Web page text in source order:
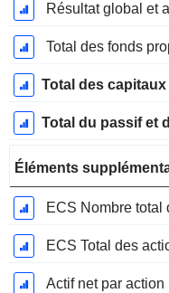
Résultat global et
Total des fonds
Total des
Total du passif et
Éléments
ECS Total des
Actif net par action